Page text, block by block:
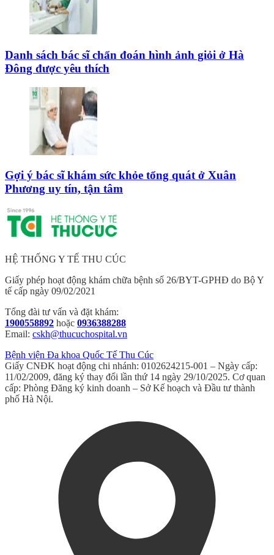
Danh sách bác sĩ chẩn đoán hình ảnh giỏi ở Hà
Đông được yêu thích
Gợi ý bác sĩ khám sức khỏe tổng quát ở Xuân
Phương uy tín, tận tâm
HỆ THỐNG Y TẾ THU CÚC
Giấy phép hoạt động khám chữa bệnh số 26/BYT-GPHĐ do Bộ Y
tế cấp ngày 09/02/2021
Tổng đài tư vấn và đặt khám:
1900558892 hoặc 0936388288
Email: cskh@thucuchospital.vn
Bệnh viện Đa khoa Quốc Tế Thu Cúc
Giấy CNĐK hoạt động chi nhánh: 0102624215-001 – Ngày cấp:
11/02/2009, đăng ký thay đổi lần thứ 14 ngày 29/10/2025. Cơ quan
cấp: Phòng Đăng ký kinh doanh – Sở Kế hoạch và Đầu tư thành
phố Hà Nội.